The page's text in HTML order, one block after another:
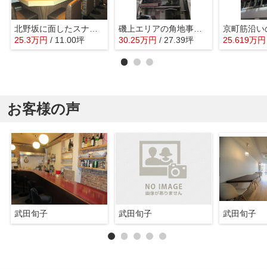
25.3万円 / 11.00坪
磯上エリアの角地事務所ビル
30.25万円 / 27.39坪 25.619万円
お客様の声
武田旬子 武田旬子 武田旬子